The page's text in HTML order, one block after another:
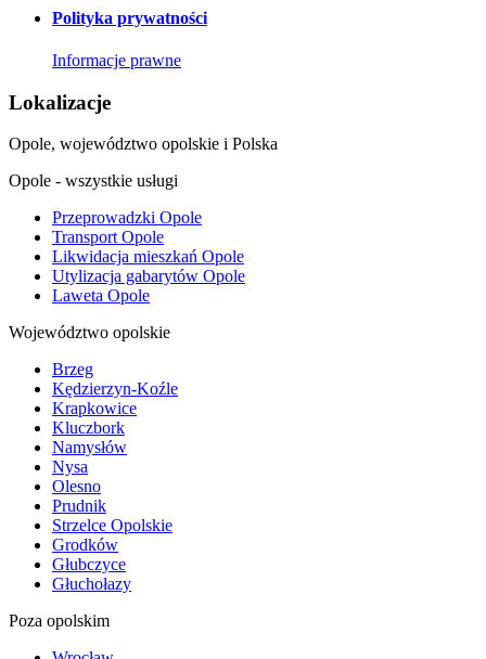
Polityka prywatności
Informacje prawne
Lokalizacje
Opole, województwo opolskie i Polska
Opole - wszystkie usługi
Przeprowadzki Opole
Transport Opole
Likwidacja mieszkań Opole
Utylizacja gabarytów Opole
Laweta Opole
Województwo opolskie
Brzeg
Kędzierzyn-Koźle
Krapkowice
Kluczbork
Namysłów
Nysa
Olesno
Prudnik
Strzelce Opolskie
Grodków
Głubczyce
Głuchołazy
Poza opolskim